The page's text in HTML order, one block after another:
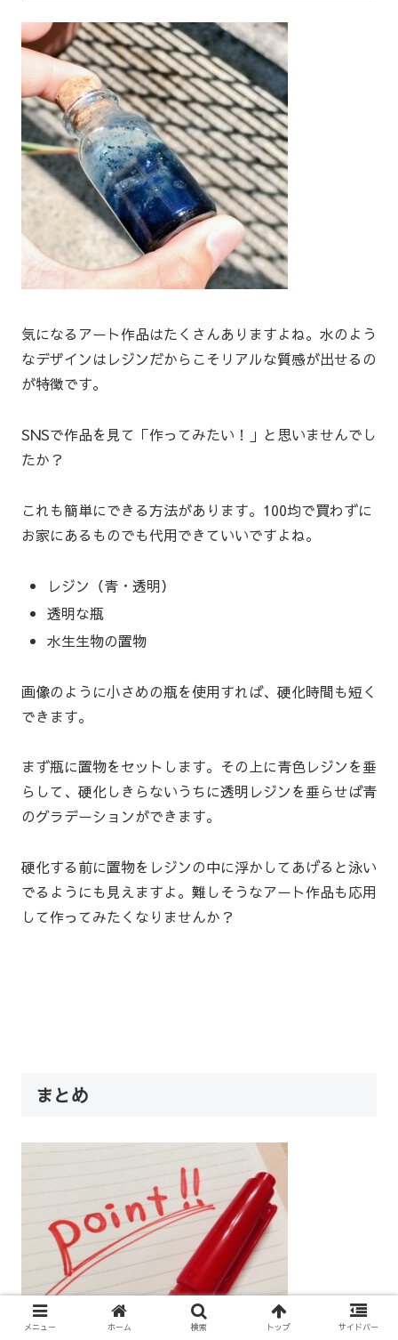
気になるアート作品はたくさんありますよね。水のよう
なデザインはレジンだからこそリアルな質感が出せるの
が特徴です。
SNSで作品を見て「作ってみたい！」と思いませんでし
たか？
これも簡単にできる方法があります。100均で買わずに
お家にあるものでも代用できていいですよね。
レジン（青・透明）
透明な瓶
水生生物の置物
画像のように小さめの瓶を使用すれば、硬化時間も短く
できます。
まず瓶に置物をセットします。その上に青色レジンを垂
らして、硬化しきらないうちに透明レジンを垂らせば青
のグラデーションができます。
硬化する前に置物をレジンの中に浮かしてあげると泳い
でるようにも見えますよ。難しそうなアート作品も応用
して作ってみたくなりませんか？
まとめ
メニュー ホーム 検索 トップ サイドバー